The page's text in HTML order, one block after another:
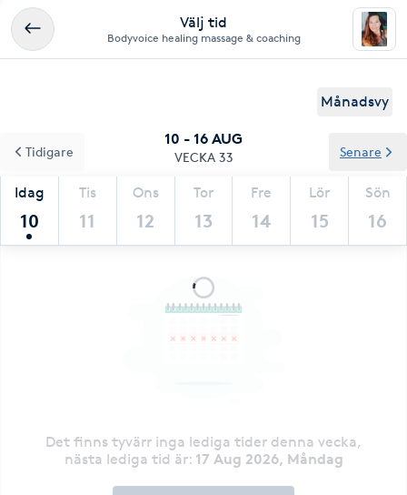
Välj tid
Bodyvoice healing massage & coaching
Månadsvy
10 - 16 AUG
VECKA 33
Idag
10
Tis
11
Ons
12
Tor
13
Fre
14
Lör
15
Sön
16
Tidigare Senare
Det finns tyvärr inga lediga tider denna vecka,
nästa lediga tid är: 17 Aug 2026, Måndag